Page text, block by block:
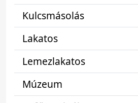
Kulcsmásolás
Lakatos
Lemezlakatos
Múzeum